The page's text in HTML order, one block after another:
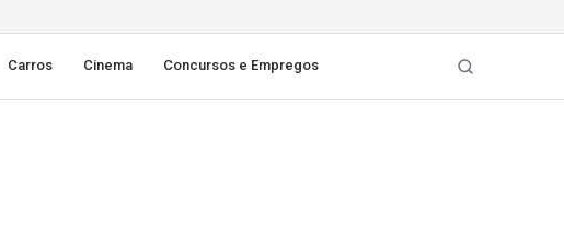
Carros Cinema Concursos e Empregos